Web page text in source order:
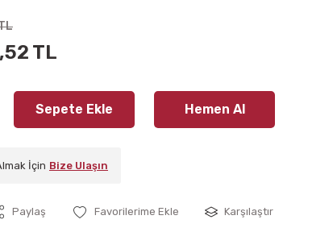
TL
Sepete Ekle Hemen Al
İçin Bize Ulaşın
Paylaş Karşılaştır